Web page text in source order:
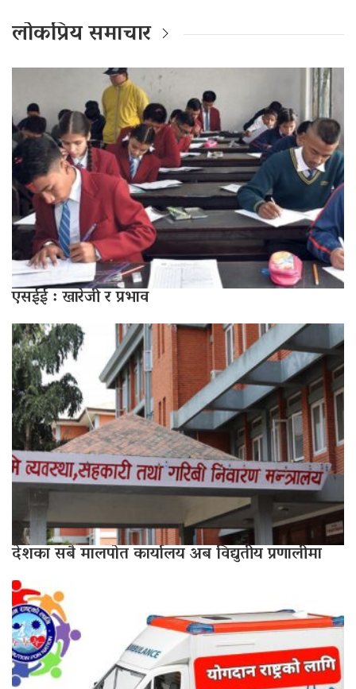
लोकप्रिय समाचार
एसईई : खारेजी र प्रभाव
देशका सबै मालपोत कार्यालय अब विद्युतीय प्रणालीमा